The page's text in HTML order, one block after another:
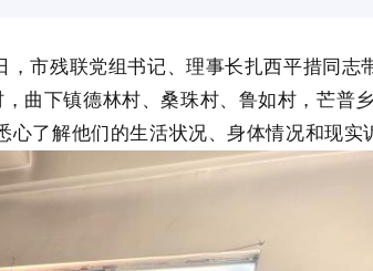
，市残联党组书记、理事长扎西平措同志
曲下镇德林村、桑珠村、鲁如村，芒普
心了解他们的生活状况、身体情况和现实